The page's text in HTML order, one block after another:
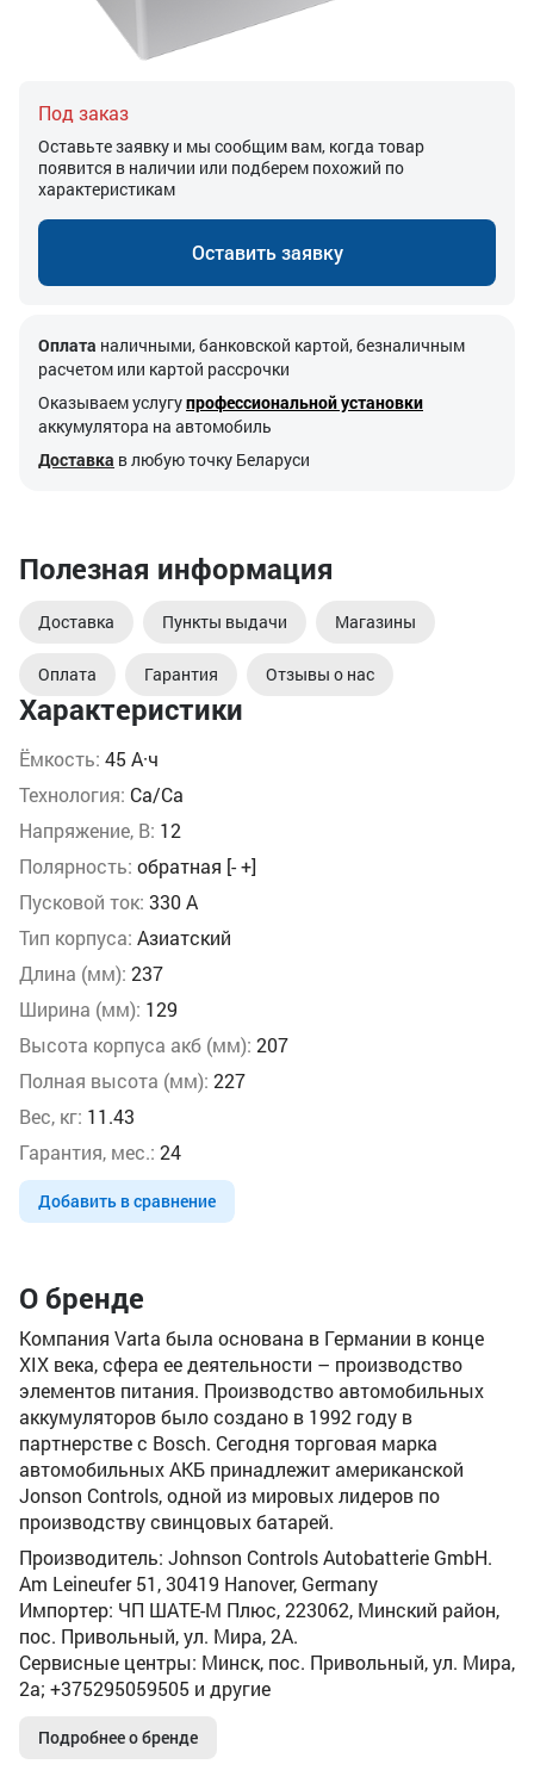
Характеристики
Ёмкость: 45 А·ч
Технология: Ca/Ca
Напряжение, В: 12
Полярность: обратная [- +]
Пусковой ток: 330 А
Тип корпуса: Азиатский
Длина (мм): 237
Ширина (мм): 129
Высота корпуса акб (мм): 207
Полная высота (мм): 227
Вес, кг: 11.43
Гарантия, мес.: 24
Добавить в сравнение
Под заказ
Оставьте заявку и мы сообщим вам, когда товар
появится в наличии или подберем похожий по
характеристикам
Оставить заявку
Оплата наличными, банковской картой, безналичным
расчетом или картой рассрочки
Оказываем услугупрофессиональной установки
аккумулятора на автомобиль
Доставка в любую точку Беларуси
Полезная информация
Доставка Пункты выдачи Магазины
Оплата Гарантия Отзывы о нас
О бренде
Компания Varta была основана в Германии в конце
XIX века, сфера ее деятельности – производство
элементов питания. Производство автомобильных
аккумуляторов было создано в 1992 году в
партнерстве с Bosch. Сегодня торговая марка
автомобильных АКБ принадлежит американской
Jonson Controls, одной из мировых лидеров по
производству свинцовых батарей.
Производитель: Johnson Controls Autobatterie GmbH.
Am Leineufer 51, 30419 Hanover, Germany
Импортер: ЧП ШАТЕ-М Плюс, 223062, Минский район,
пос. Привольный, ул. Мира, 2А.
Сервисные центры: Минск, пос. Привольный, ул. Мира,
2а; +375295059505 и другие
Подробнее о бренде